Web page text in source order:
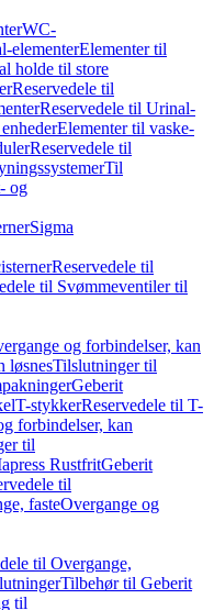
WC-
elementerElementer til
holde til store
Reservedele til
Reservedele til Urinal-
Elementer til vaske-
Reservedele til
Til
og
Sigma
Reservedele til
til Svømmeventiler til
og forbindelser, kan
løsnesTilslutninger til
Geberit
T-stykkerReservedele til T-
forbindelser, kan
til
RustfritGeberit
til
fasteOvergange og
til Overgange,
Tilbehør til Geberit
til